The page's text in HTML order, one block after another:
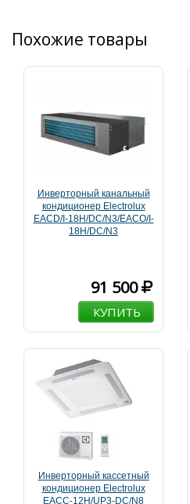
Похожие товары
Инверторный канальный
кондиционер Electrolux
EACD/I-18H/DC/N3/EACO/I-
18H/DC/N3
91 500
КУПИТЬ
Инверторный кассетный
кондиционер Electrolux
EACC-12H/UP3-DC/N8